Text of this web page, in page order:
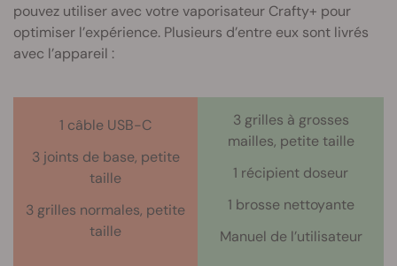
pouvez utiliser avec votre vaporisateur Crafty+ pour
optimiser l’expérience. Plusieurs d’entre eux sont livrés
avec l’appareil :
1 câble USB-C
3 joints de base, petite
taille
3 grilles normales, petite
taille
3 grilles à grosses
mailles, petite taille
1 récipient doseur
1 brosse nettoyante
Manuel de l’utilisateur